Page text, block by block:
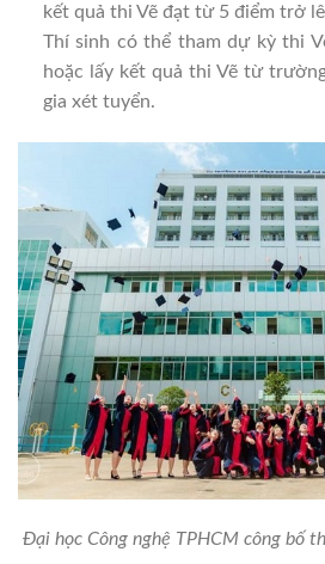
kết quả thi Vẽ đạt từ 5 điểm trở
Thí sinh có thể tham dự kỳ thi
hoặc lấy kết quả thi Vẽ từ
gia xét tuyển.
Đại học Công nghệ TPHCM công bố